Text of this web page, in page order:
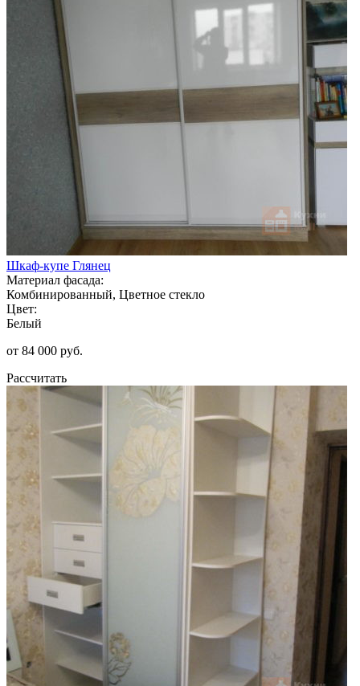
Шкаф-купе Глянец
Материал фасада:
Комбинированный, Цветное стекло
Цвет:
Белый
от 84 000 руб.
Рассчитать